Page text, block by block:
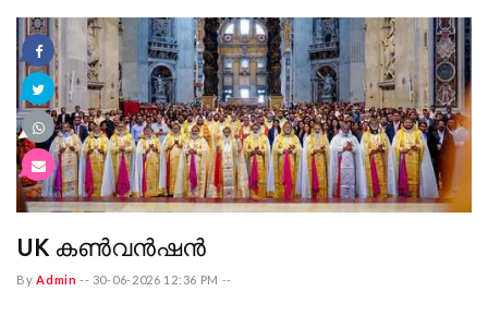
UK കൺവൻഷൻ
By Admin -- 30-06-2026 12:36 PM --